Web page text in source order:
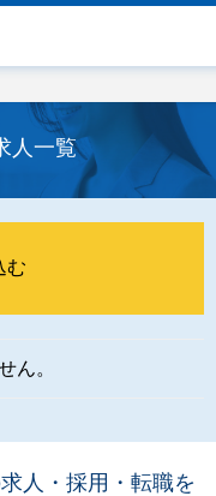
⼈一覧
む
ん。
人・採用・転職を